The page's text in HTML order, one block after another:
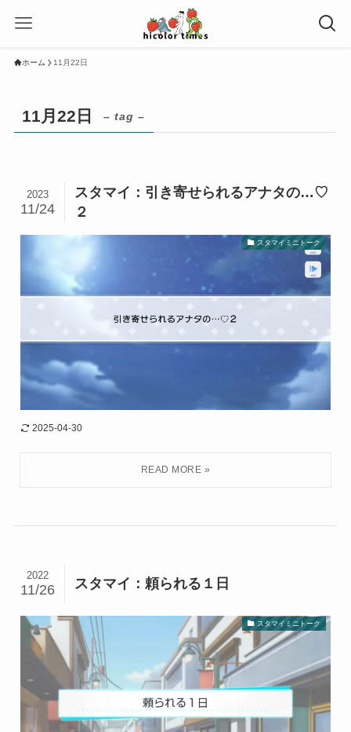
ホーム 11月22日
11月22日 – tag –
スタマイ：引き寄せられるアナタの…♡
２
2023
11/24
スタマイミニトーク
2025-04-30
スタマイ：頼られる１日
2022
11/26
スタマイミニトーク